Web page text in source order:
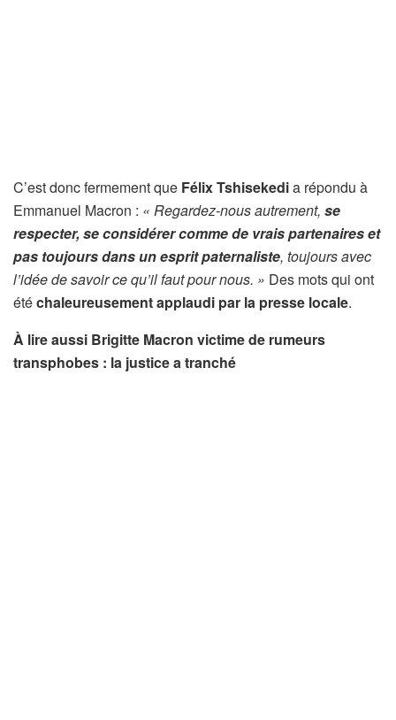
C’est donc fermement que Félix Tshisekedia répondu à
Emmanuel Macron : « Regardez-nous autrement, se
respecter, se considérer comme de vrais partenaires et
pas toujours dans un esprit paternaliste, toujours avec
l’idée de savoir ce qu’il faut pour nous. » Des mots qui ont
étéchaleureusement applaudi par la presse locale.
À lire aussi Brigitte Macron victime de rumeurs
transphobes : la justice a tranché